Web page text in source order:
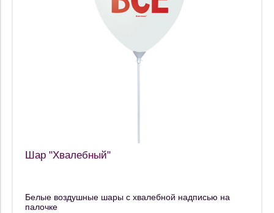
Шар "Хвалебный"
Белые воздушные шары с хвалебной надписью на
палочке